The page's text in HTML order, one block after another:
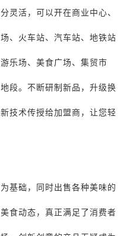
灵活，可以开在商业中心、
、火车站、汽车站、地铁站
乐场、美食广场、集贸市
段。不断研制新品，升级换
技术传授给加盟商，让您轻
基础，同时出售各种美味的
食动态，真正满足了消费者